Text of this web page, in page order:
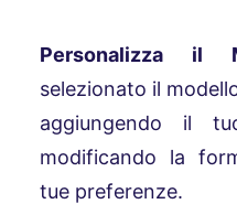
Personalizza il
selezionato il
aggiungendo il
modificando la
tue preferenze.